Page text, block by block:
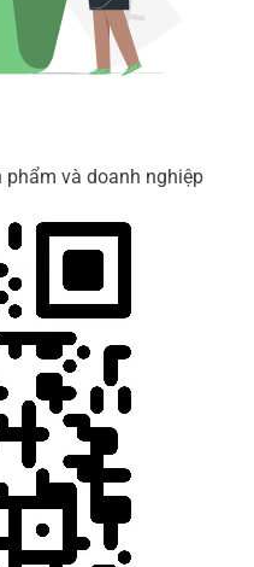
phẩm và doanh nghiệp